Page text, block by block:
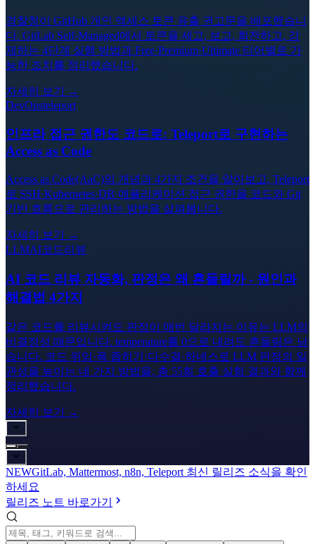
경찰청이 GitHub 개인 액세스 토큰 유출 권고문을 배포했습니
다. GitLab Self-Managed에서 토큰을 세고, 보고, 회전하고, 강
제하는 4단계 실행 방법과 Free·Premium·Ultimate 티어별로 가
능한 조치를 정리했습니다.
자세히 보기 →
DevOpsteleport
인프라 접근 권한도 코드로: Teleport로 구현하는
Access as Code
Access as Code(AaC)의 개념과 4가지 조건을 알아보고, Teleport
로 SSH·Kubernetes·DB·애플리케이션 접근 권한을 코드와 Git
기반 흐름으로 관리하는 방법을 살펴봅니다.
자세히 보기 →
LLMAI코드리뷰
AI 코드 리뷰 자동화, 판정은 왜 흔들릴까 - 원인과
해결법 4가지
같은 코드를 리뷰시켜도 판정이 매번 달라지는 이유는 LLM의
비결정성 때문입니다. temperature를 0으로 내려도 흔들림은 남
습니다. 코드 위임·폭 좁히기·다수결·하네스로 LLM 판정의 일
관성을 높이는 네 가지 방법을, 총 55회 호출 실험 결과와 함께
정리했습니다.
자세히 보기 →
NEWGitLab, Mattermost, n8n, Teleport 최신 릴리즈 소식을 확인
하세요
릴리즈 노트 바로가기